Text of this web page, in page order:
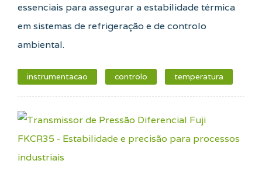
essenciais para assegurar a estabilidade térmica
em sistemas de refrigeração e de controlo
ambiental.
instrumentacao controlo temperatura